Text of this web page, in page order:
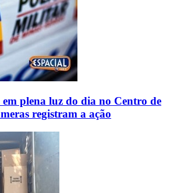
plena luz do dia no Centro de
registram a ação